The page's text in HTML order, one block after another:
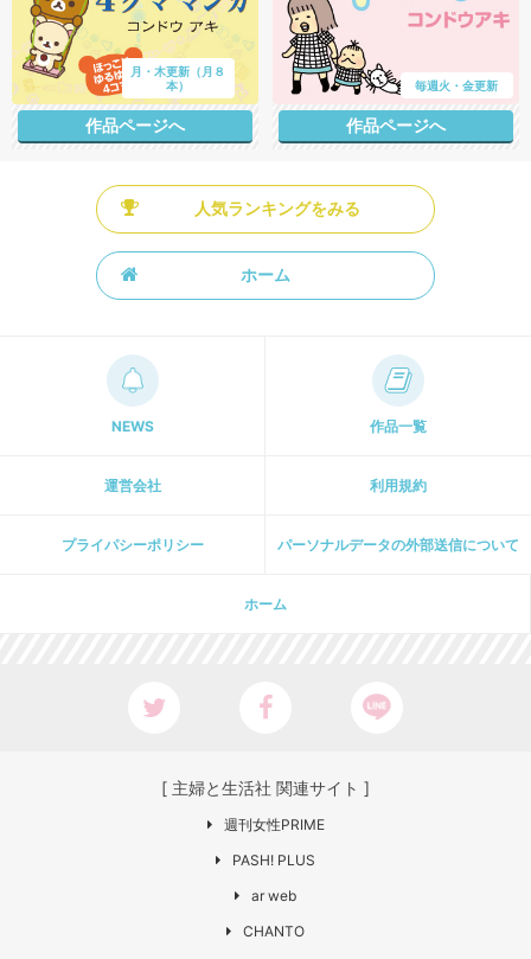
月・木更新（月８
本）
作品ページへ
毎週火・金更新
作品ページへ
人気ランキングをみる
ホーム
NEWS 作品一覧
運営会社 利用規約
プライパシーポリシー パーソナルデータの外部送信について
ホーム
[ 主婦と生活社 関連サイト ]
週刊女性PRIME
PASH! PLUS
ar web
CHANTO